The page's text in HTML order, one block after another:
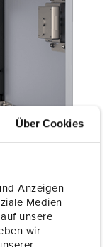
Über Cookies
Anzeigen
Medien
unsere
wir